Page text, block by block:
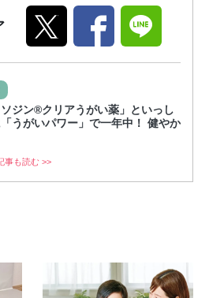
ソジン®クリアうがい薬」といっし
「うがいパワー」で一年中！ 健やか
事も読む >>